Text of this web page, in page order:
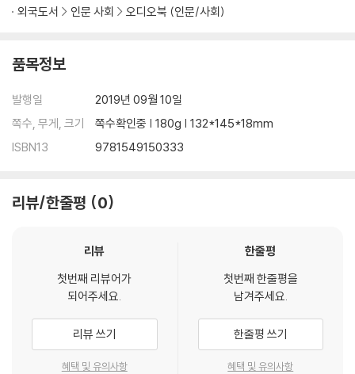
외국도서
인문 사회 오디오북 (인문/사회)
품목정보
발행일
2019년 09월 10일
쪽수, 무게, 크기
쪽수확인중 | 180g | 132*145*18mm
ISBN13
9781549150333
리뷰/한줄평 0
리뷰
첫번째 리뷰어가
되어주세요.
리뷰 쓰기
혜택 및 유의사항
한줄평
첫번째 한줄평을
남겨주세요.
한줄평 쓰기
혜택 및 유의사항